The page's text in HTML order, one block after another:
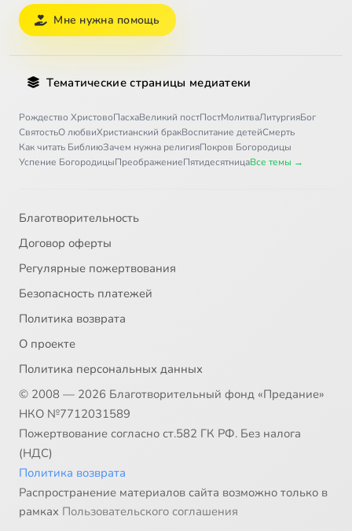
Мне нужна помощь
Тематические страницы медиатеки
Рождество ХристовоПасхаВеликий постПостМолитваЛитургияБог
СвятостьО любвиХристианский бракВоспитание детейСмерть
Как читать БиблиюЗачем нужна религияПокров Богородицы
Успение БогородицыПреображениеПятидесятницаВсе темы →
Благотворительность
Договор оферты
Регулярные пожертвования
Безопасность платежей
Политика возврата
О проекте
Политика персональных данных
© 2008 — 2026 Благотворительный фонд «Предание»
НКО №7712031589
Пожертвование согласно ст.582 ГК РФ. Без налога
(НДС)
Политика возврата
Распространение материалов сайта возможно только в
рамках Пользовательского соглашения